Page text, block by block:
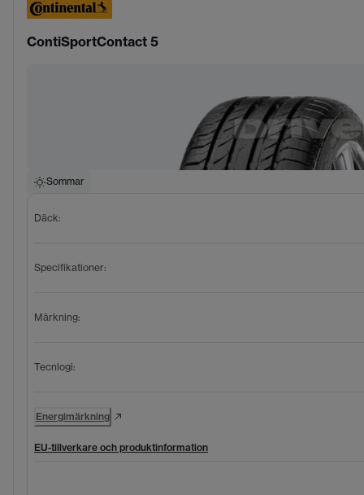
ContiSportContact 5
Sommar
Däck:
Specifikationer:
Märkning:
Tecnlogi:
Energimärkning
EU-tillverkare och produktinformation